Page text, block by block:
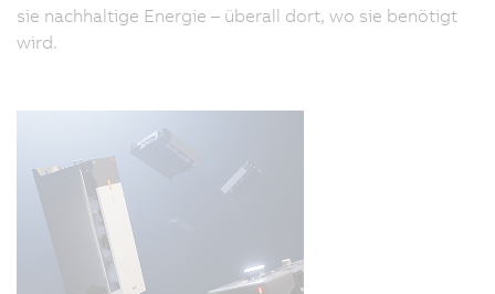
sie nachhaltige Energie – überall dort, wo sie benötigt
wird.